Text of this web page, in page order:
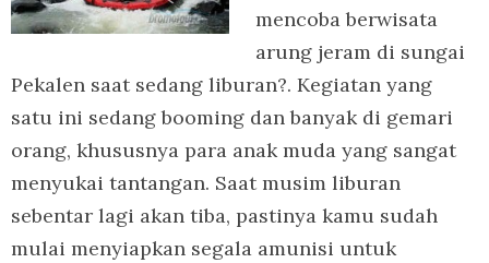
mencoba berwisata
arung jeram di sungai
Pekalen saat sedang liburan?. Kegiatan yang
satu ini sedang booming dan banyak di gemari
orang, khususnya para anak muda yang sangat
menyukai tantangan. Saat musim liburan
sebentar lagi akan tiba, pastinya kamu sudah
mulai menyiapkan segala amunisi untuk